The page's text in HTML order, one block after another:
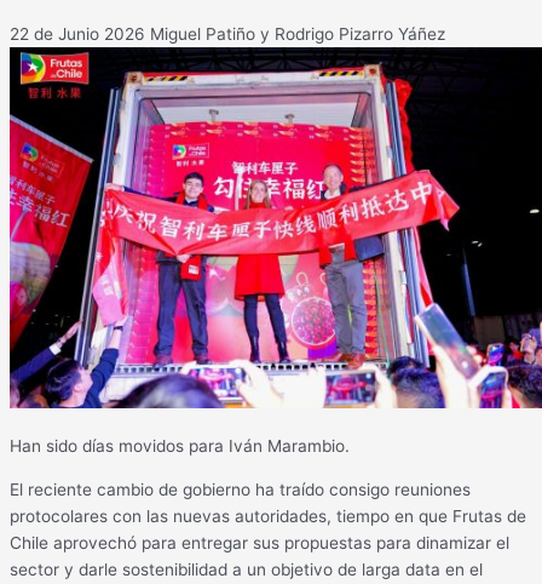
22 de Junio 2026 Miguel Patiño y Rodrigo Pizarro Yáñez
Han sido días movidos para Iván Marambio.
El reciente cambio de gobierno ha traído consigo reuniones
protocolares con las nuevas autoridades, tiempo en que Frutas de
Chile aprovechó para entregar sus propuestas para dinamizar el
sector y darle sostenibilidad a un objetivo de larga data en el